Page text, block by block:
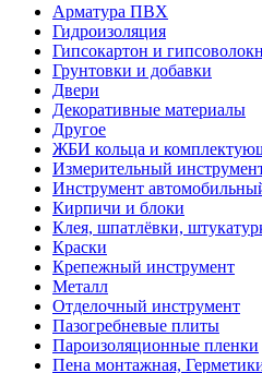
Арматура ПВХ
Гидроизоляция
Гипсокартон и
Грунтовки и добавки
Двери
Декоративные материалы
Другое
ЖБИ кольца и
Измерительный
Инструмент
Кирпичи и блоки
Клея, шпатлёвки,
Краски
Крепежный инструмент
Металл
Отделочный инструмент
Пазогребневые плиты
Пароизоляционные пленки
Пена монтажная,